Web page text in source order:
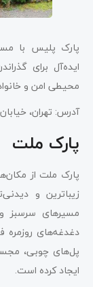
پارک پلیس با
ایده‌آل برای
محیطی امن و
آدرس: تهران،
پارک ملت
پارک ملت از
زیباترین و
مسیرهای سرسبز
دغدغه‌های روزمره
پل‌های چوبی،
ایجاد کرده است.